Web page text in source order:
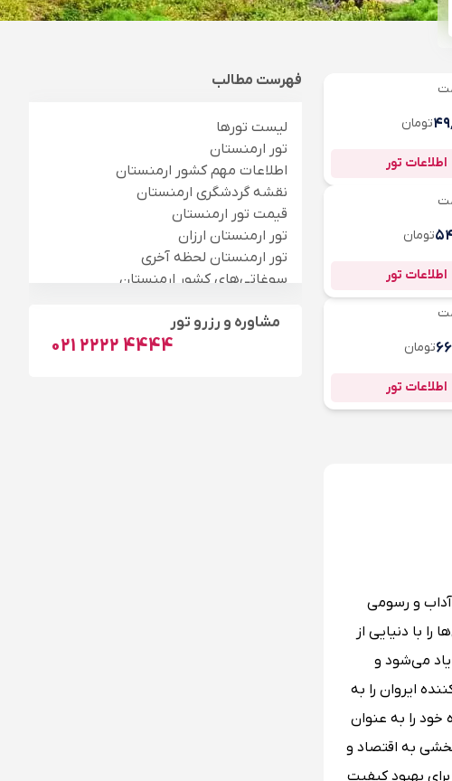
تومان
اطلاعات تور
تومان
اطلاعات تور
تومان
اطلاعات تور
و رسومی
با دنیایی از
می‌شود و
ایروان را به
خود را به عنوان
به اقتصاد و
بهبود کیفیت
فهرست مطالب
لیست تورها
تور ارمنستان
اطلاعات مهم کشور ارمنستان
نقشه گردشگری ارمنستان
قیمت تور ارمنستان
تور ارمنستان ارزان
تور ارمنستان لحظه آخری
سوغاتی‌های کشور ارمنستان
جاذبه‌های گردشگری ارمنستان
بهترین هتل‌های ارمنستان
مشاوره و رزرو تور
021 2222 4444